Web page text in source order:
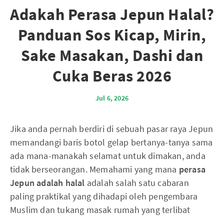
Adakah Perasa Jepun Halal?
Panduan Sos Kicap, Mirin,
Sake Masakan, Dashi dan
Cuka Beras 2026
Jul 6, 2026
Jika anda pernah berdiri di sebuah pasar raya Jepun
memandangi baris botol gelap bertanya-tanya sama
ada mana-manakah selamat untuk dimakan, anda
tidak berseorangan. Memahami yang mana perasa
Jepun adalah halal adalah salah satu cabaran
paling praktikal yang dihadapi oleh pengembara
Muslim dan tukang masak rumah yang terlibat